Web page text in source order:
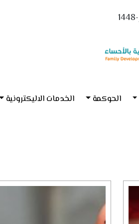
الحوكمة الخدمات الاليكترونية